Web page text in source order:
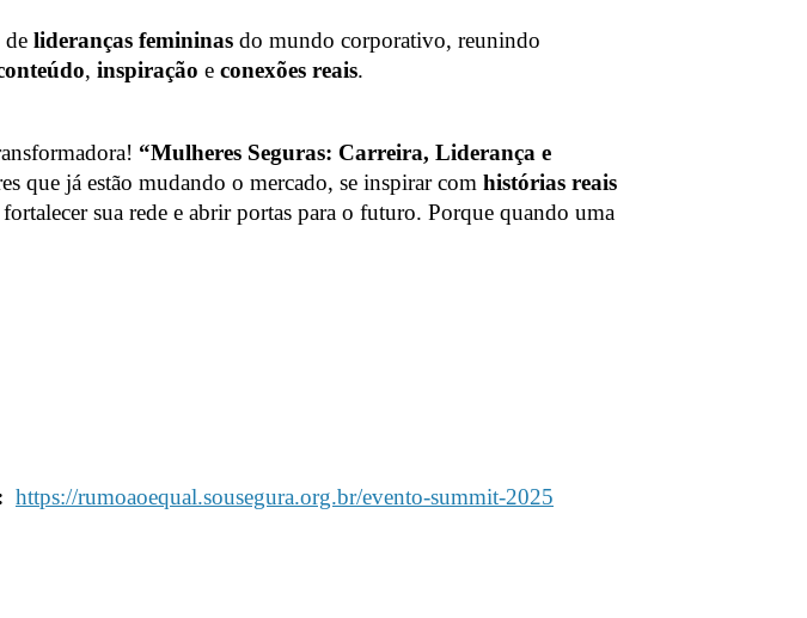
de lideranças femininas do mundo corporativo, reunindo
, inspiração e conexões reais.
“Mulheres Seguras: Carreira, Liderança e
que já estão mudando o mercado, se inspirar com histórias reais
sua rede e abrir portas para o futuro. Porque quando uma
https://rumoaoequal.sousegura.org.br/evento-summit-2025